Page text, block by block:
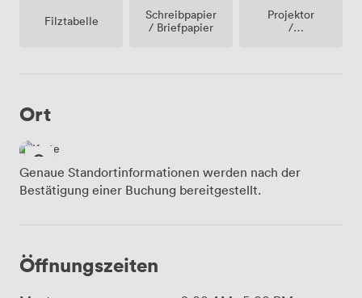
Filztabelle
Schreibpapier
/ Briefpapier
Projektor
/
Ort
Genaue Standortinformationen werden nach der
Bestätigung einer Buchung bereitgestellt.
Öffnungszeiten